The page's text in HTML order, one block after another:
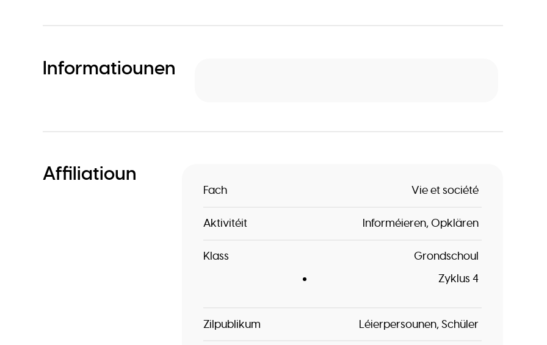
Informatiounen
Affiliatioun
Fach Vie et société
Aktivitéit Informéieren Opklären
Klass
Grondschoul
Zyklus 4
Zilpublikum Léierpersounen Schüler